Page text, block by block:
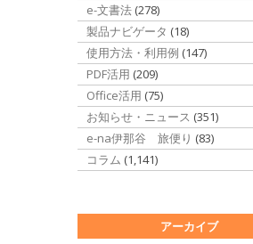
e-文書法 (278)
製品ナビゲータ (18)
使用方法・利用例 (147)
PDF活用 (209)
Office活用 (75)
お知らせ・ニュース (351)
e-na伊那谷 旅便り (83)
コラム (1,141)
アーカイブ